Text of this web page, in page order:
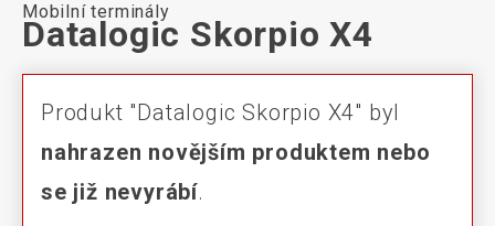
Mobilní terminály
Datalogic Skorpio X4
Produkt "Datalogic Skorpio X4" byl
nahrazen novějším produktem nebo
se již nevyrábí.